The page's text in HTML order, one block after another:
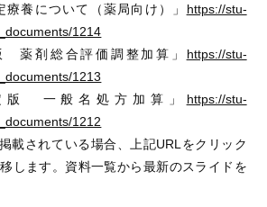
療養について（薬局向け）」 https://stu-
1214
薬剤総合評価調整加算」 https://stu-
1213
版 一般名処方加算」 https://stu-
1212
されている場合、上記URLをクリック
します。資料一覧から最新のスライドを